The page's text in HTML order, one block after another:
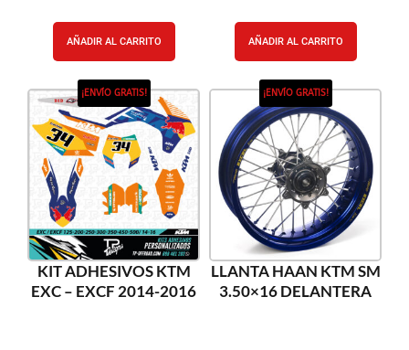
AÑADIR AL CARRITO AÑADIR AL CARRITO
¡ENVÍO GRATIS!
KIT ADHESIVOS KTM
EXC – EXCF 2014-2016
¡ENVÍO GRATIS!
LLANTA HAAN KTM SM
3.50×16 DELANTERA